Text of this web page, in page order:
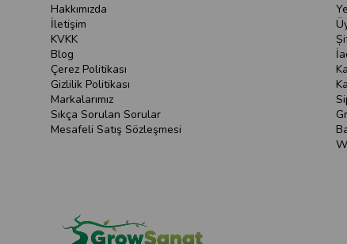
Hakkımızda
İletişim
KVKK
Blog
Çerez Politikası
Gizlilik Politikası
Markalarımız
Sıkça Sorulan Sorular
Mesafeli Satış Sözleşmesi